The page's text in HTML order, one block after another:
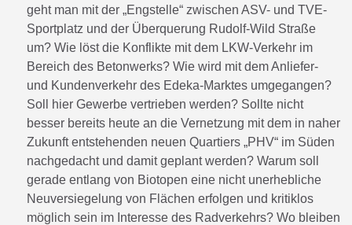
geht man mit der „Engstelle“ zwischen ASV- und TVE-
Sportplatz und der Überquerung Rudolf-Wild Straße
um? Wie löst die Konflikte mit dem LKW-Verkehr im
Bereich des Betonwerks? Wie wird mit dem Anliefer-
und Kundenverkehr des Edeka-Marktes umgegangen?
Soll hier Gewerbe vertrieben werden? Sollte nicht
besser bereits heute an die Vernetzung mit dem in naher
Zukunft entstehenden neuen Quartiers „PHV“ im Süden
nachgedacht und damit geplant werden? Warum soll
gerade entlang von Biotopen eine nicht unerhebliche
Neuversiegelung von Flächen erfolgen und kritiklos
möglich sein im Interesse des Radverkehrs? Wo bleiben